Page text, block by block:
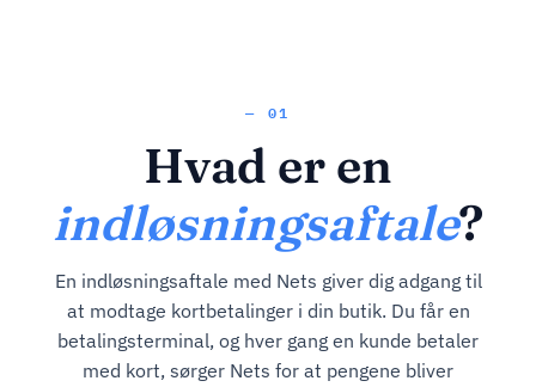
— 01
Hvad er en
indløsningsaftale?
En indløsningsaftale med Nets giver dig adgang til
at modtage kortbetalinger i din butik. Du får en
betalingsterminal, og hver gang en kunde betaler
med kort, sørger Nets for at pengene bliver